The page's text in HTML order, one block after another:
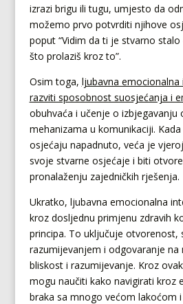
izrazi brigu ili tugu, umjesto da
možemo prvo potvrditi njihove
poput “Vidim da ti je stvarno stalo
što prolaziš kroz to”.
Osim toga, ljubavna emocionalna
razviti sposobnost suosjećanja i
obuhvaća i učenje o izbjegavanju
mehanizama u komunikaciji.
osjećaju napadnuto, veća je
svoje stvarne osjećaje i biti
pronalaženju zajedničkih rješenja.
Ukratko, ljubavna emocionalna
kroz dosljednu primjenu zdravih
principa. To uključuje otvorenost,
razumijevanjem i odgovaranje na
bliskost i razumijevanje. Kroz
mogu naučiti kako navigirati kroz
braka sa mnogo većom lakoćom